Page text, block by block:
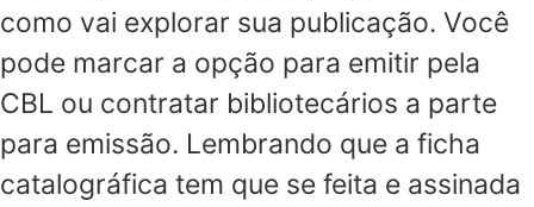
como vai explorar sua publicação. Você
pode marcar a opção para emitir pela
CBL ou contratar bibliotecários a parte
para emissão. Lembrando que a ficha
catalográfica tem que se feita e assinada